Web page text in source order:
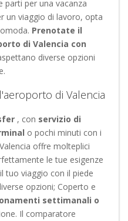
parti per una vacanza
un viaggio di lavoro, opta
Prenotate il
di Valencia con
diverse opzioni
di Valencia
, con servizio di
o pochi minuti con i
offre molteplici
le tue esigenze
tuo viaggio con il piede
opzioni; Coperto e
settimanali o
Il comparatore